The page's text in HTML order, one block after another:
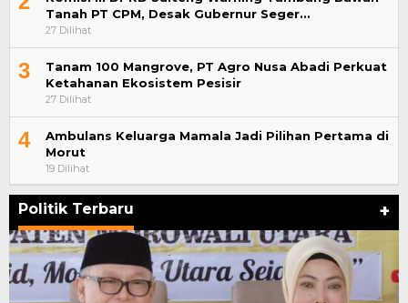
Tanah PT CPM, Desak Gubernur Seger…
27 Dilihat
3
Tanam 100 Mangrove, PT Agro Nusa Abadi Perkuat
Ketahanan Ekosistem Pesisir
27 Dilihat
4
Ambulans Keluarga Mamala Jadi Pilihan Pertama di
Morut
19 Dilihat
Politik Terbaru +